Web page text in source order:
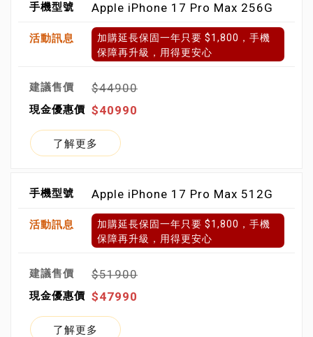
Apple iPhone 17 Pro Max 256G
加購延長保固一年只要 $1,800，手機
保障再升級，用得更安心
$44900
$40990
了解更多
Apple iPhone 17 Pro Max 512G
加購延長保固一年只要 $1,800，手機
保障再升級，用得更安心
$51900
$47990
了解更多